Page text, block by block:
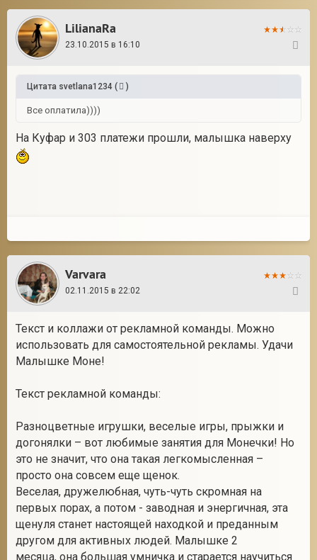
LilianaRa
23.10.2015 в 16:10
Цитата svetlana1234 ( )
Все оплатила))))
На Куфар и 303 платежи прошли, малышка наверху
Varvara
02.11.2015 в 22:02
Текст и коллажи от рекламной команды. Можно
использовать для самостоятельной рекламы. Удачи
Малышке Моне!
Текст рекламной команды:
Разноцветные игрушки, веселые игры, прыжки и
догонялки – вот любимые занятия для Монечки! Но
это не значит, что она такая легкомысленная –
просто она совсем еще щенок.
Веселая, дружелюбная, чуть-чуть скромная на
первых порах, а потом - заводная и энергичная, эта
щенуля станет настоящей находкой и преданным
другом для активных людей. Малышке 2
месяца, она большая умничка и старается научиться